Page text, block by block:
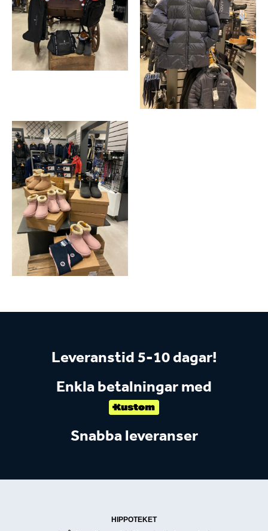
Leveranstid 5-10 dagar!
Enkla betalningar med
Snabba leveranser
HIPPOTEKET